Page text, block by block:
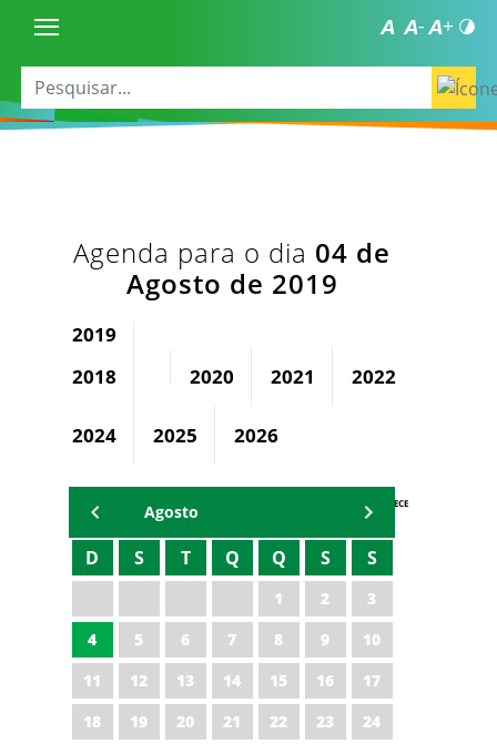
Agenda para o dia 04 de
Agosto de 2019
2019
2018
2020 2021 2022
2024 2025 2026
AGENDA IPECE
Agosto
D S T Q Q S S
1 2
3
4
5 6 7 8 9
10
11
12 13 14 15 16
17
18
19 20 21 22 23
24